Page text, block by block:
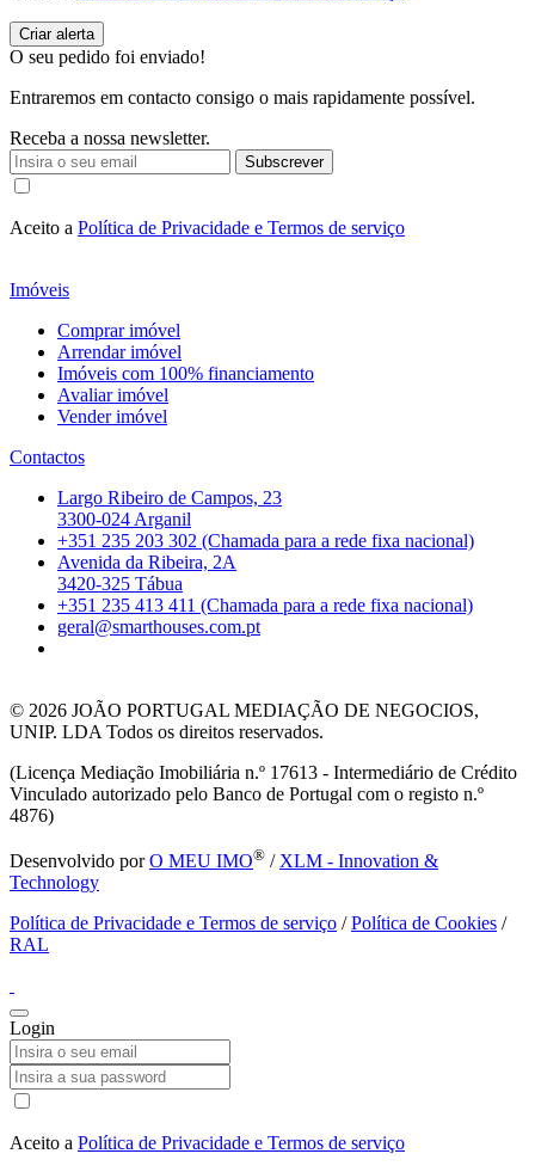
O seu pedido foi enviado!
Entraremos em contacto consigo o mais rapidamente possível.
Receba a nossa newsletter.
Subscrever
Aceito a Política de Privacidade e Termos de serviço
Imóveis
Comprar imóvel
Arrendar imóvel
Imóveis com 100% financiamento
Avaliar imóvel
Vender imóvel
Contactos
Largo Ribeiro de Campos, 23
3300-024 Arganil
+351 235 203 302 (Chamada para a rede fixa nacional)
Avenida da Ribeira, 2A
3420-325 Tábua
+351 235 413 411 (Chamada para a rede fixa nacional)
geral@smarthouses.com.pt
© 2026 JOÃO PORTUGAL MEDIAÇÃO DE NEGOCIOS,
UNIP. LDA Todos os direitos reservados.
(Licença Mediação Imobiliária n.º 17613 - Intermediário de Crédito
Vinculado autorizado pelo Banco de Portugal com o registo n.º
4876)
Desenvolvido porO MEU IMO® / XLM - Innovation &
Technology
Política de Privacidade e Termos de serviço /Política de Cookies /
RAL
Login
Aceito a Política de Privacidade e Termos de serviço